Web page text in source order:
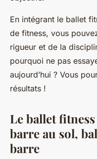
En intégrant le ballet
de fitness, vous
rigueur et de la
pourquoi ne pas
aujourd’hui ? Vous
résultats !
Le ballet
barre au sol,
barre